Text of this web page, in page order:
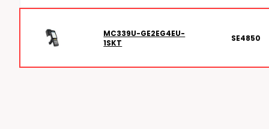
MC339U-GE2EG4EU-
1SKT
SE4850